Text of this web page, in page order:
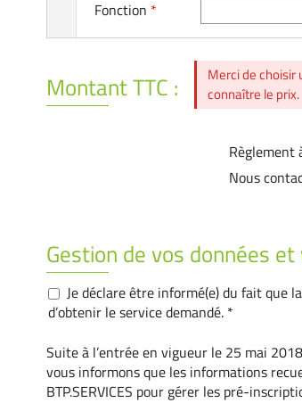
Fonction *
Montant TTC :
Merci de choisir
connaître le prix.
Règlement
Nous
Gestion de vos données
Je déclare être informé(e) du fait que
d’obtenir le service demandé. *
Suite à l’entrée en vigueur le 25 mai
vous informons que les informations
BTP.SERVICES pour gérer les pré-